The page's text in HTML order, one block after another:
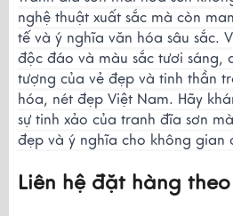
nghệ thuật xuất sắc mà còn
tế và ý nghĩa văn hóa sâu sắc.
độc đáo và màu sắc tươi sáng,
tượng của vẻ đẹp và tinh thần
hóa, nét đẹp Việt Nam. Hãy
sự tinh xảo của tranh đĩa sơn
đẹp và ý nghĩa cho không gian
Liên hệ đặt hàng